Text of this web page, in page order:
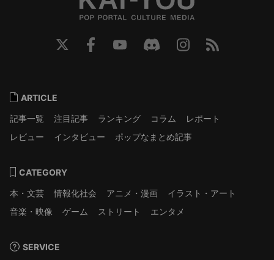
ARTICLE
記事一覧
注目記事 ランキング コラム
レポート
レビュー
インタビュー ポップなまとめ記事
CATEGORY
本・文芸
情報化社会 アニメ・漫画
イラスト・アート
音楽・映像
ゲーム ストリート エンタメ
SERVICE